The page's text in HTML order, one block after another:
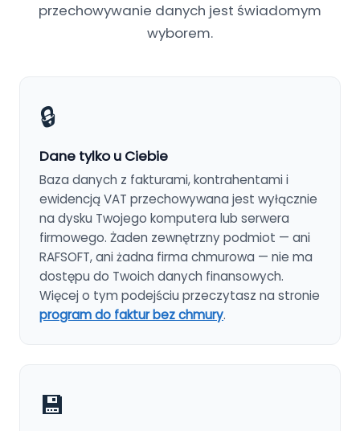
przechowywanie danych jest świadomym
wyborem.
🔒
Dane tylko u Ciebie
Baza danych z fakturami, kontrahentami i
ewidencją VAT przechowywana jest wyłącznie
na dysku Twojego komputera lub serwera
firmowego. Żaden zewnętrzny podmiot — ani
RAFSOFT, ani żadna firma chmurowa — nie ma
dostępu do Twoich danych finansowych.
Więcej o tym podejściu przeczytasz na stronie
program do faktur bez chmury.
💾